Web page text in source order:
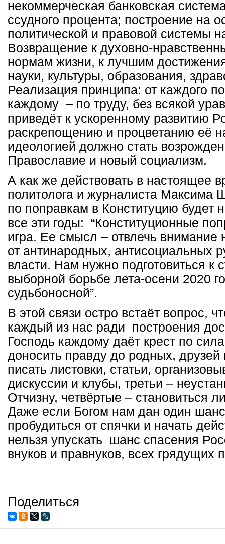
некоммерческая банковская
ссудного процента; построение на
политической и правовой системы
Возвращение к духовно-
нормам жизни, к лучшим
науки, культуры, образования,
Реализация принципа: от каждого
каждому – по труду, без всякой
приведёт к ускоренному развитию
раскрепощению и процветанию её
идеологией должно стать
Православие и новый социализм.
А как же действовать в настоящее
политолога и журналиста Максима
по поправкам в Конституцию будет
все эти годы: “Конституционные
игра. Ее смысл – отвлечь внимание
от антинародных, антисоциальных
власти. Нам нужно подготовиться к
выборной борьбе лета-осени 2020
судьбоносной”.
В этой связи остро встаёт вопрос,
каждый из нас ради построения
Господь каждому даёт крест по
доносить правду до родных, друзей
писать листовки, статьи,
дискуссии и клубы, третьи –
Отчизну, четвёртые – становиться
Даже если Богом нам дан один
пробудиться от спячки и начать
нельзя упускать шанс спасения
внуков и правнуков, всех грядущих
Поделиться